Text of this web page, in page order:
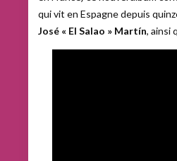
qui vit en Espagne depuis
José « El Salao » Martín, ainsi